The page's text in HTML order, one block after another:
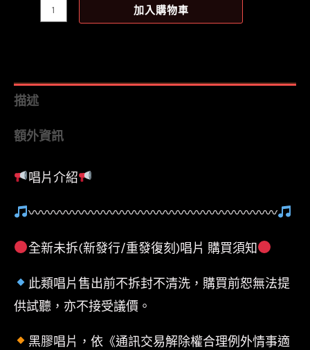
國
GorDoN-
日
製
作/
社/08-
05-
加入購物車
描述
額外資訊
唱片介紹
〰〰〰〰〰〰〰〰〰〰〰〰〰〰〰〰〰〰〰〰
全新未拆(新發行/重發復刻)唱片 購買須知
此類唱片售出前不拆封不清洗，購買前恕無法提
供試聽，亦不接受議價。
黑膠唱片，依《通訊交易解除權合理例外情事適